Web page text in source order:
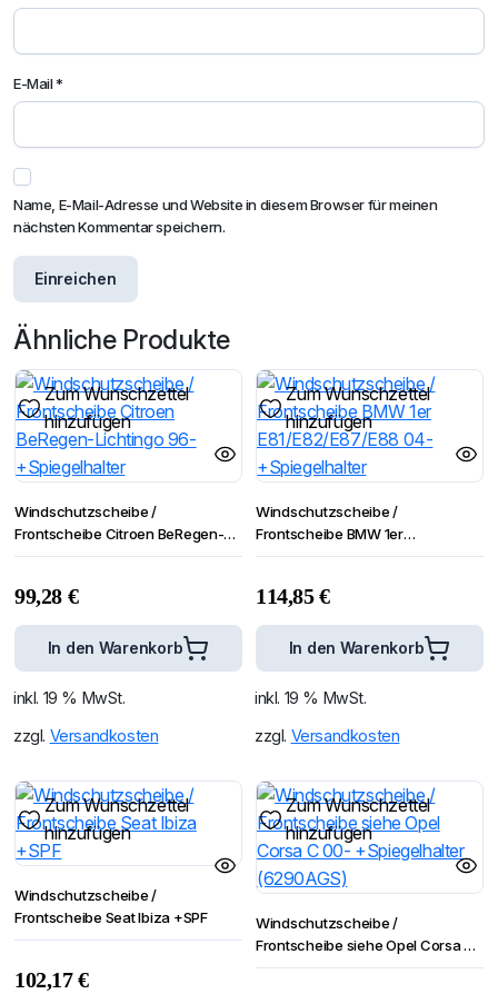
E-Mail*
Name, E-Mail-Adresse und Website in diesem Browser für meinen
nächsten Kommentar speichern.
Ähnliche Produkte
Zum Wunschzettel
hinzufügen
Windschutzscheibe /
Frontscheibe Citroen BeRegen-
Lichtingo 96- +Spiegelhalter
99,28 €
In den Warenkorb
inkl. 19 % MwSt.
zzgl. Versandkosten
Zum Wunschzettel
hinzufügen
Windschutzscheibe /
Frontscheibe BMW 1er
E81/E82/E87/E88 04-
114,85€
In den Warenkorb
inkl. 19 % MwSt.
zzgl. Versandkosten
Zum Wunschzettel
hinzufügen
Windschutzscheibe /
Frontscheibe Seat Ibiza +SPF
102,17€
Zum Wunschzettel
hinzufügen
Windschutzscheibe /
Frontscheibe siehe Opel Corsa C
00- +Spiegelhalter (6290AGS)